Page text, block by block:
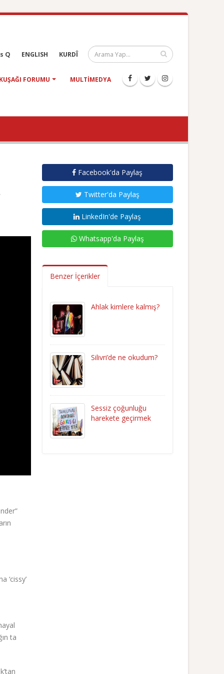
Q ENGLISH KURDÎ
FORUMU MULTIMEDYA
‘cissy’
ta
Facebook'da Paylaş
Twitter'da Paylaş
LinkedIn'de Paylaş
Whatsapp'da Paylaş
Benzer İçerikler
Ahlak kimlere kalmış?
Silivri’de ne okudum?
Sessiz çoğunluğu
harekete geçirmek